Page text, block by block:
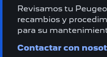
Revisamos tu
recambios y
para su
Contactar con